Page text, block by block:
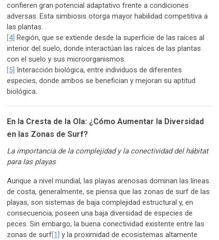
confieren gran potencial adaptativo frente a condiciones
adversas. Esta simbiosis otorga mayor habilidad competitiva a
las plantas.
[4] Región, que se extiende desde la superficie de las raíces al
interior del suelo, donde interactúan las raíces de las plantas
con el suelo y sus microorganismos.
[5]
Interacción biológica, entre individuos de diferentes
especies, donde ambos se benefician y mejoran su aptitud
biológica.
En la Cresta de la Ola: ¿Cómo Aumentar la Diversidad
en las Zonas de Surf?
La importancia de la complejidad y la conectividad del hábitat
para las playas
Aunque a nivel mundial, las playas arenosas dominan las líneas
de costa, generalmente, se piensa que las zonas de surf de las
playas, son sistemas de baja complejidad estructural y, en
consecuencia, poseen una baja diversidad de especies de
peces. Sin embargo, la buena conectividad existente entre las
zonas de surf [1]
y la proximidad de ecosistemas altamente